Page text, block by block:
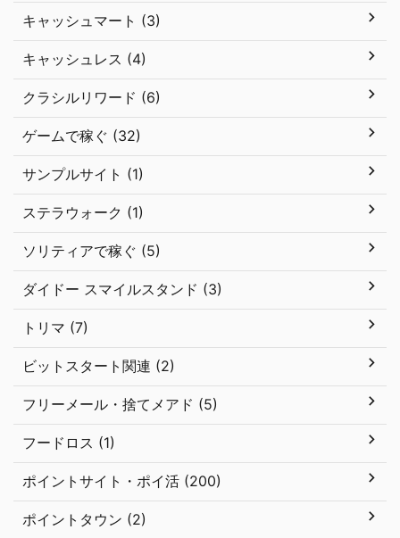
キャッシュマート (3)
キャッシュレス (4)
クラシルリワード (6)
ゲームで稼ぐ (32)
サンプルサイト (1)
ステラウォーク (1)
ソリティアで稼ぐ (5)
ダイドー スマイルスタンド (3)
トリマ (7)
ビットスタート関連 (2)
フリーメール・捨てメアド (5)
フードロス (1)
ポイントサイト・ポイ活 (200)
ポイントタウン (2)